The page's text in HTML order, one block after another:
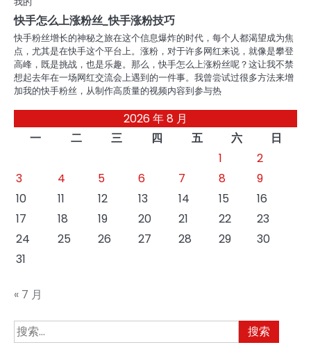
快手怎么上涨粉丝_快手涨粉技巧
快手粉丝增长的神秘之旅在这个信息爆炸的时代，每个人都渴望成为焦
点，尤其是在快手这个平台上。涨粉，对于许多网红来说，就像是攀登
高峰，既是挑战，也是乐趣。那么，快手怎么上涨粉丝呢？这让我不禁
想起去年在一场网红交流会上遇到的一件事。我曾尝试过很多方法来增
加我的快手粉丝，从制作高质量的视频内容到参与热
2026 年 8 月
一
二 三 四 五 六
日
1
2
3
4 5 6 7 8
9
10
11 12 13 14 15
16
17
18 19 20 21 22
23
24
25 26 27 28 29
30
31
« 7 月
搜